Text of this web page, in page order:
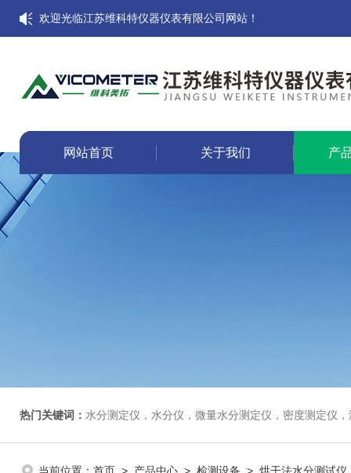
欢迎光临江苏维科特仪器仪表有限公司网站！
网站首页 关于我们 产
热门关键词： 水分测定仪，水分仪，微量水分测定仪，密度测定仪